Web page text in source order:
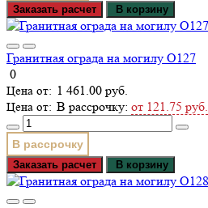
Заказать расчет В корзину
Гранитная ограда на могилу О127
0
1 461.00 руб.
В рассрочку: от 121.75 руб.
В рассрочку
Заказать расчет В корзину